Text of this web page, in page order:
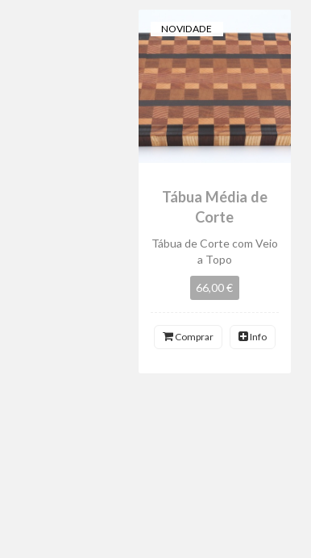
NOVIDADE
Tábua Média de
Corte
Tábua de Corte com Veio
a Topo
66,00 €
Comprar Info